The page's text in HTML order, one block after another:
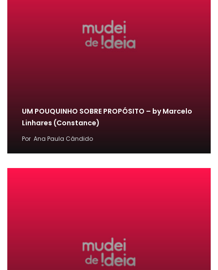
UM POUQUINHO SOBRE PROPÓSITO – by Marcelo
Linhares (Constance)
Por Ana Paula Cândido